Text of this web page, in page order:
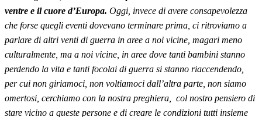
ventre e il cuore d’Europa. Oggi, invece di avere consapevolezza
che forse quegli eventi dovevano terminare prima, ci ritroviamo a
parlare di altri venti di guerra in aree a noi vicine, magari meno
culturalmente, ma a noi vicine, in aree dove tanti bambini stanno
perdendo la vita e tanti focolai di guerra si stanno riaccendendo,
per cui non giriamoci, non voltiamoci dall’altra parte, non siamo
omertosi, cerchiamo con la nostra preghiera, col nostro pensiero di
stare vicino a queste persone e di creare le condizioni tutti insieme